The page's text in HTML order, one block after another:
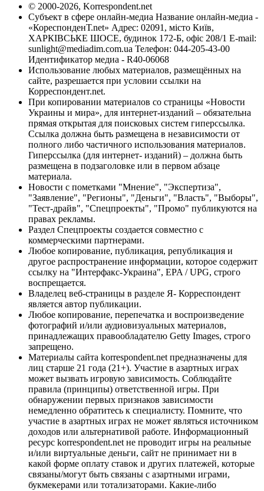
© 2000-2026, Korrespondent.net
Субъект в сфере онлайн-медиа Название онлайн-медиа -
«КореспонденТ.net» Адрес: 02091, місто Київ,
ХАРКІВСЬКЕ ШОСЕ, будинок 172-Б, офіс 208/1 E-mail:
sunlight@mediadim.com.ua Телефон: 044-205-43-00
Идентификатор медиа - R40-06068
Использование любых материалов, размещённых на
сайте, разрешается при условии ссылки на
Корреспондент.net.
При копировании материалов со страницы «Новости
Украины и мира», для интернет-изданий – обязательна
прямая открытая для поисковых систем гиперссылка.
Ссылка должна быть размещена в независимости от
полного либо частичного использования материалов.
Гиперссылка (для интернет- изданий) – должна быть
размещена в подзаголовке или в первом абзаце
материала.
Новости с пометками "Мнение", "Экспертиза",
"Заявление", "Регионы", "Деньги", "Власть", "Выборы",
"Тест-драйв", "Спецпроекты", "Промо" публикуются на
правах рекламы.
Раздел Спецпроекты создается совместно с
коммерческими партнерами.
Любое копирование, публикация, републикация и
другое распространение информации, которое содержит
ссылку на "Интерфакс-Украина", EPA / UPG, строго
воспрещается.
Владелец веб-страницы в разделе Я- Корреспондент
является автор публикации.
Любое копирование, перепечатка и воспроизведение
фотографий и/или аудиовизуальных материалов,
принадлежащих правообладателю Getty Images, строго
запрещено.
Материалы сайта korrespondent.net предназначены для
лиц старше 21 года (21+). Участие в азартных играх
может вызвать игровую зависимость. Соблюдайте
правила (принципы) ответственной игры. При
обнаружении первых признаков зависимости
немедленно обратитесь к специалисту. Помните, что
участие в азартных играх не может являться источником
доходов или альтернативой работе. Информационный
ресурс korrespondent.net не проводит игры на реальные
и/или виртуальные деньги, сайт не принимает ни в
какой форме оплату ставок и других платежей, которые
связаны/могут быть связаны с азартными играми,
букмекерами или тотализаторами. Какие-либо